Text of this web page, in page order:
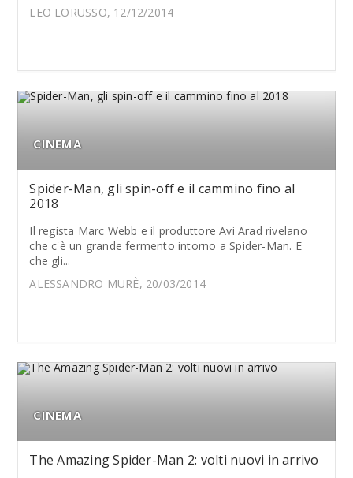
LEO LORUSSO, 12/12/2014
CINEMA
Spider-Man, gli spin-off e il cammino fino al
2018
Il regista Marc Webb e il produttore Avi Arad rivelano
che c'è un grande fermento intorno a Spider-Man. E
che gli...
ALESSANDRO MURÈ, 20/03/2014
CINEMA
The Amazing Spider-Man 2: volti nuovi in arrivo